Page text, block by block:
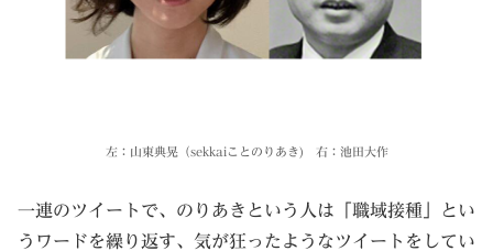
左：山東典晃（sekkaiことのりあき) 右：池田大作
一連のツイートで、のりあきという人は「職域接種」とい
うワードを繰り返す、気が狂ったようなツイートをしてい